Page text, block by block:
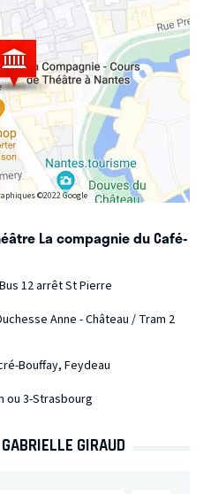
©2022 Google
La compagnie du Café-
12 arrêt St Pierre
Anne - Château / Tram 2
Bouffay, Feydeau
ou 3-Strasbourg
GIRAUD